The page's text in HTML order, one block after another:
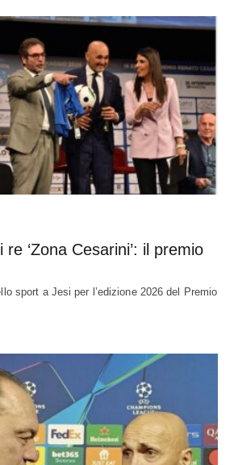
‘Zona Cesarini’: il premio
sport a Jesi per l’edizione 2026 del Premio